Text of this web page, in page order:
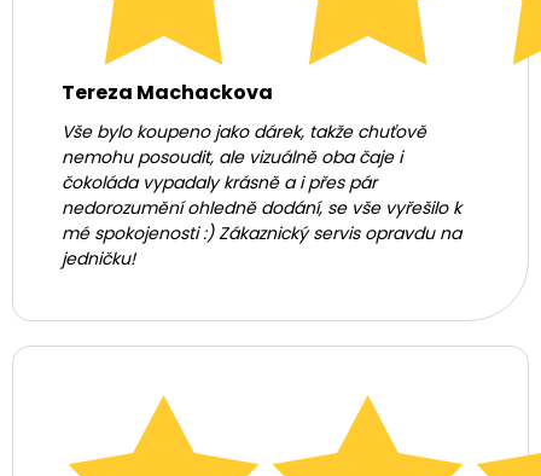
Tereza Machackova
Vše bylo koupeno jako dárek, takže chuťově
nemohu posoudit, ale vizuálně oba čaje i
čokoláda vypadaly krásně a i přes pár
nedorozumění ohledně dodání, se vše vyřešilo k
mé spokojenosti :) Zákaznický servis opravdu na
jedničku!